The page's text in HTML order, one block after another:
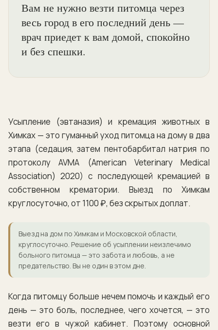
Вам не нужно везти питомца через
весь город в его последний день —
врач приедет к вам домой, спокойно
и без спешки.
Усыпление (эвтаназия) и кремация животных в
Химках — это гуманный уход питомца на дому в два
этапа (седация, затем пентобарбитал натрия по
протоколу AVMA (American Veterinary Medical
Association) 2020) с последующей кремацией в
собственном крематории. Выезд по Химкам
круглосуточно, от 1100 ₽, без скрытых доплат.
Выезд на дом по Химкам и Московской области,
круглосуточно. Решение об усыплении неизлечимо
больного питомца — это забота и любовь, а не
предательство. Вы не один в этом дне.
Когда питомцу больше нечем помочь и каждый его
день — это боль, последнее, чего хочется, — это
везти его в чужой кабинет. Поэтому основной